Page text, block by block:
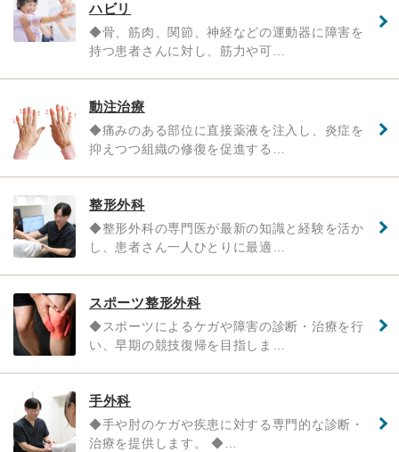
ハビリ
◆骨、筋肉、関節、神経などの運動器に障害を
持つ患者さんに対し、筋力や可…
動注治療
◆痛みのある部位に直接薬液を注入し、炎症を
抑えつつ組織の修復を促進する…
整形外科
◆整形外科の専門医が最新の知識と経験を活か
し、患者さん一人ひとりに最適…
スポーツ整形外科
◆スポーツによるケガや障害の診断・治療を行
い、早期の競技復帰を目指しま…
手外科
◆手や肘のケガや疾患に対する専門的な診断・
治療を提供します。 ◆…